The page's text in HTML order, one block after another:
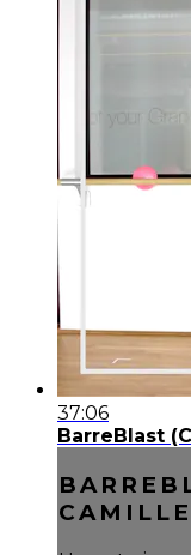
37:06
BarreBlast